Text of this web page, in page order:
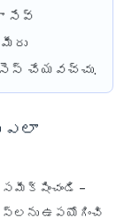
సేవ్
చేయవచ్చు.
ఎలా
–
ఉపయోగించి